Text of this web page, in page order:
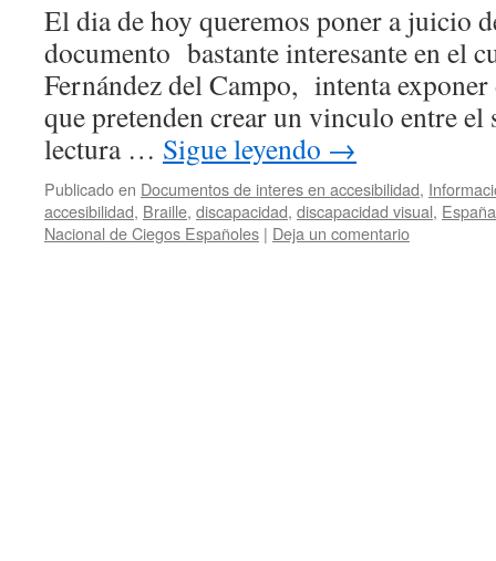
El dia de hoy queremos poner a juicio
documento bastante interesante en el
Fernández del Campo, intenta
que pretenden crear un vinculo entre
lectura … Sigue leyendo →
Publicado en Documentos de interes en accesibilidad,
accesibilidad, Braille, discapacidad, discapacidad visual, España
Nacional de Ciegos Españoles | Deja un comentario